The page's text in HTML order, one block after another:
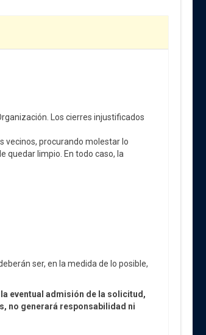
Los cierres injustificados
vecinos, procurando molestar lo
quedar limpio. En todo caso, la
ser, en la medida de lo posible,
eventual admisión de la solicitud,
no generará responsabilidad ni